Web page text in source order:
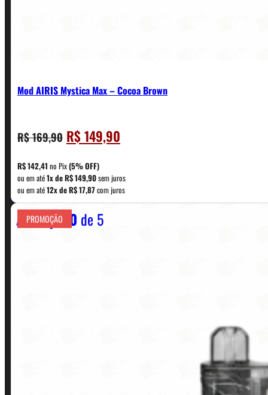
Mod AIRIS Mystica Max – Cocoa Brown
R$169,90 O
preço
original
era:
R$ 169,90.
R$149,90
preço
é:
R$ 149,90.
R$142,41 no Pix(5% OFF)
ou em até1x deR$149,90sem juros
ou em até12x deR$17,87com juros
Avaliação 0 de 5
PROMOÇÃO
CONTATO
WhatsApp: (11) 5229-0120